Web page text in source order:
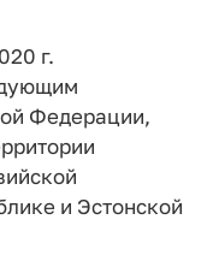
г.
Федерации,
и Эстонской